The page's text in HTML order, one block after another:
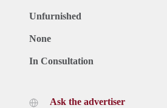
Unfurnished
None
In Consultation
Ask the advertiser